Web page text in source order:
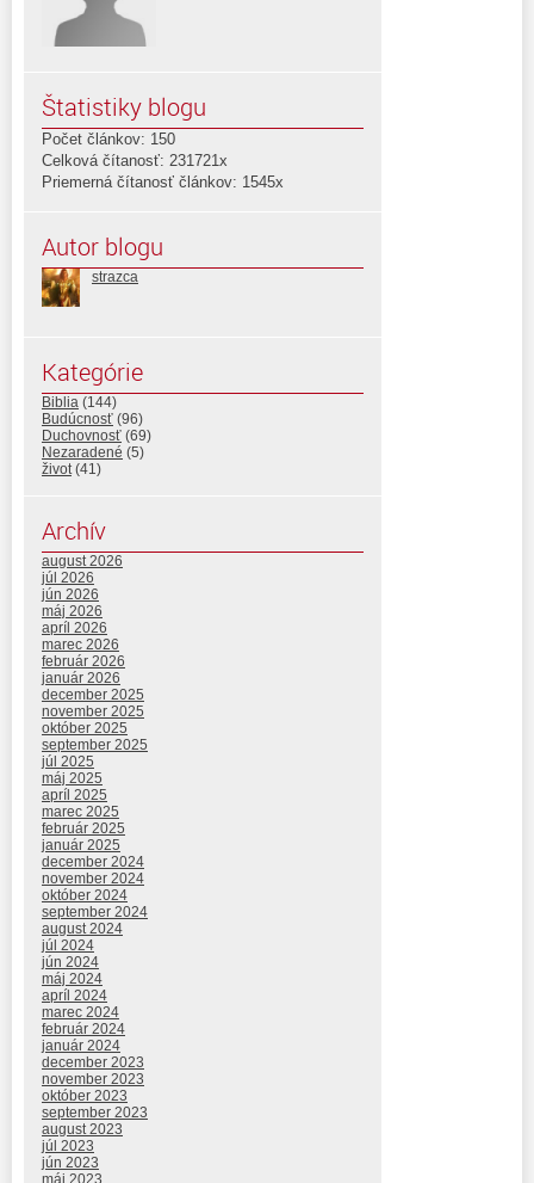
Štatistiky blogu
Počet článkov: 150
Celková čítanosť: 231721x
Priemerná čítanosť článkov: 1545x
Autor blogu
strazca
Kategórie
Biblia (144)
Budúcnosť (96)
Duchovnosť (69)
Nezaradené (5)
život(41)
Archív
august 2026
júl 2026
jún 2026
máj 2026
apríl 2026
marec 2026
február 2026
január 2026
december 2025
november 2025
október 2025
september 2025
júl 2025
máj 2025
apríl 2025
marec 2025
február 2025
január 2025
december 2024
november 2024
október 2024
september 2024
august 2024
júl 2024
jún 2024
máj 2024
apríl 2024
marec 2024
február 2024
január 2024
december 2023
november 2023
október 2023
september 2023
august 2023
júl 2023
jún 2023
máj 2023